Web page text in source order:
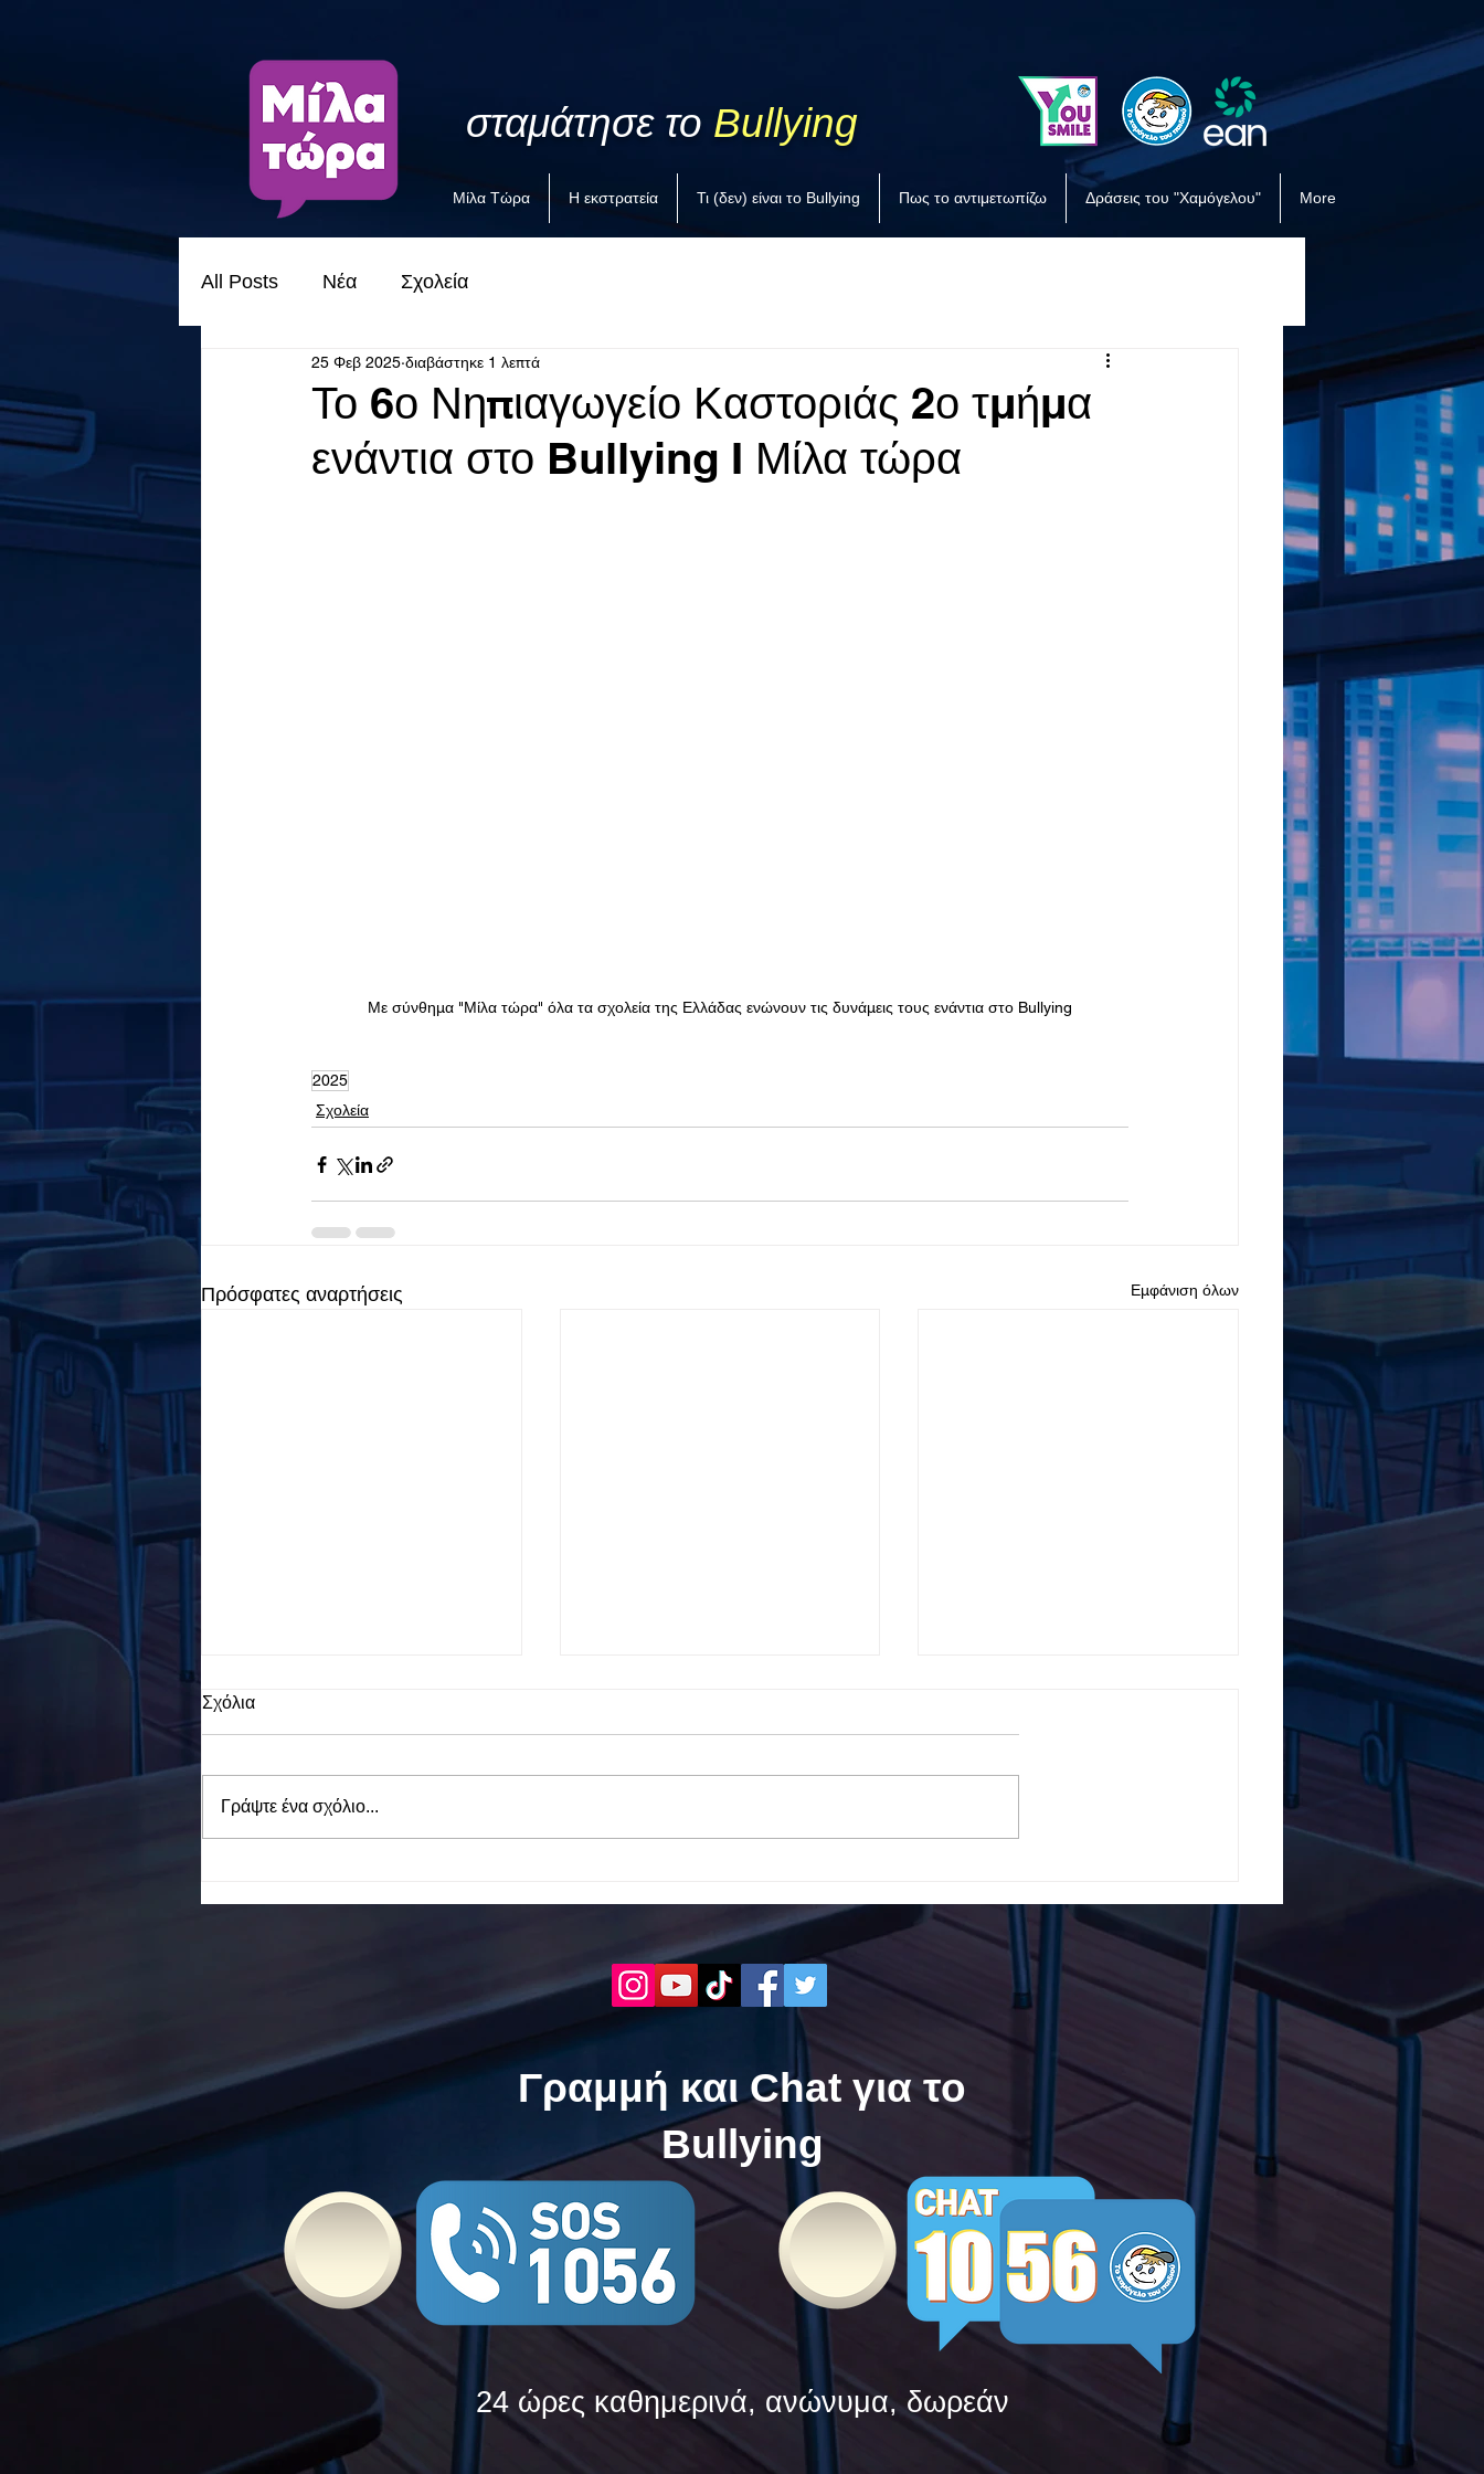
σταμάτησε το Bullying
Μίλα Τώρα Η εκστρατεία Τι (δεν) είναι το Bullying Πως το αντιμετωπίζω Δράσεις του "Χαμόγελου" More
All Posts Νέα Σχολεία
Το 6ο Νηπιαγωγείο Καστοριάς 2ο τμήμα
ενάντια στο Bullying I Μίλα τώρα
25 Φεβ 2025 διαβάστηκε 1 λεπτά
Με σύνθημα "Μίλα τώρα" όλα τα σχολεία της Ελλάδας ενώνουν τις δυνάμεις τους ενάντια στο Bullying
2025
Σχολεία
Πρόσφατες αναρτήσεις Εμφάνιση όλων
Τώρα. Με σύνθημα "Μίλα
Τώρα" όλα τα σχολεία της
Ελλάδας ενώνουν τις
δυνάμεις τους ενάντια στο
| Μίλα Τώρα. Με σύνθημα
"Μίλα Τώρα" όλα τα σχολεία
της Ελλάδας ενώνουν τις
δυνάμεις τους ενάντια στο
Σχόλια
Γράψτε ένα σχόλιο...
Γραμμή και Chat για το
Bullying
24 ώρες καθημερινά, ανώνυμα, δωρεάν